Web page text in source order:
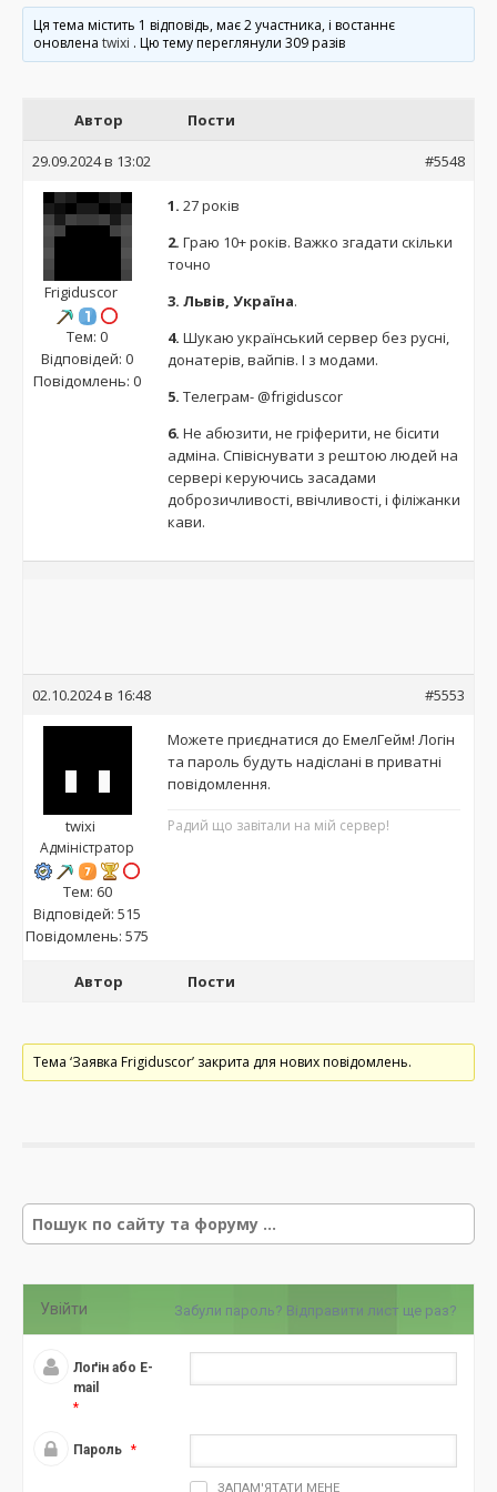
Ця тема містить 1 відповідь, має 2 участника, і востаннє
оновлена twixi . Цю тему переглянули 309 разів
Автор Пости
29.09.2024 в 13:02 #5548
Frigiduscor
Тем: 0
Відповідей: 0
Повідомлень: 0
1. 27 років
2. Граю 10+ років. Важко згадати скільки
точно
3. Львів, Україна.
4. Шукаю український сервер без русні,
донатерів, вайпів. І з модами.
5. Телеграм-@frigiduscor
6. Не абюзити, не гріферити, не бісити
адміна. Співіснувати з рештою людей на
сервері керуючись засадами
доброзичливості, ввічливості, і філіжанки
кави.
02.10.2024 в 16:48 #5553
twixi
Адміністратор
Тем: 60
Відповідей: 515
Повідомлень: 575
Можете приєднатися до ЕмелГейм! Логін
та пароль будуть надіслані в приватні
повідомлення.
Радий що завітали на мій сервер!
Автор Пости
Тема ‘Заявка Frigiduscor’ закрита для нових повідомлень.
Р
е
у
Увійти Забули пароль? Відправити лист ще раз?
Лоґін або E-
mail
*
Пароль *
ЗАПАМ'ЯТАТИ МЕНЕ